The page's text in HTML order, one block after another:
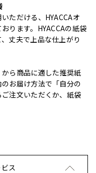
ただける、HYACCAオ
ります。HYACCAの紙袋
丈夫で上品な仕上がり
ら商品に適した推奨紙
お届け方法で「自分の
注文いただくか、紙袋
ス